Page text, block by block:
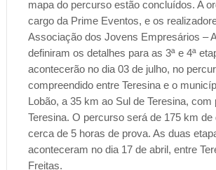
mapa do percurso estão concluídos. A
cargo da Prime Eventos, e os
Associação dos Jovens Empresários –
definiram os detalhes para as 3ª e 4ª
acontecerão no dia 03 de julho, no
compreendido entre Teresina e o
Lobão, a 35 km ao Sul de Teresina, com
Teresina. O percurso será de 175 km de
cerca de 5 horas de prova. As duas
aconteceram no dia 17 de abril, entre
Freitas.